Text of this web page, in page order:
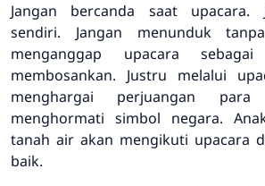
Jangan bercanda saat upacara.
sendiri. Jangan menunduk
menganggap upacara
membosankan. Justru melalui
menghargai perjuangan
menghormati simbol negara.
tanah air akan mengikuti upacara
baik.